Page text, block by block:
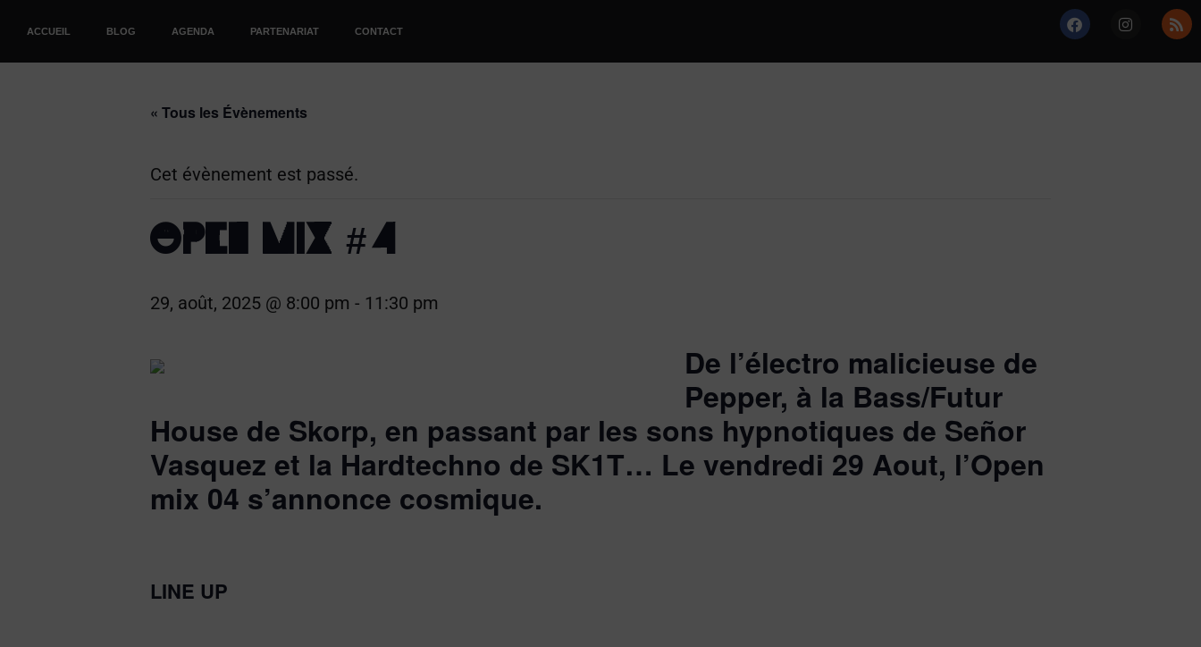
ACCUEIL BLOG AGENDA PARTENARIAT CONTACT
« Tous les Évènements
Cet évènement est passé.
OPEN MIX #4
29, août, 2025 @ 8:00 pm - 11:30 pm
De l’électro malicieuse de
Pepper, à la Bass/Futur
House de Skorp, en passant par les sons hypnotiques de Señor
Vasquez et la Hardtechno de SK1T… Le vendredi 29 Aout, l’Open
mix 04 s’annonce cosmique.
LINE UP